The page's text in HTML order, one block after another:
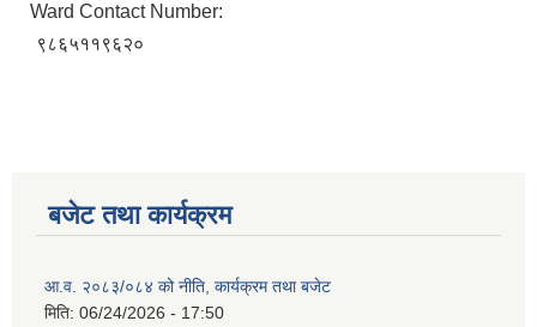
Ward Contact Number:
९८६५११९६२०
बजेट तथा कार्यक्रम
आ.व. २०८३/०८४ को नीति, कार्यक्रम तथा बजेट
मिति: 06/24/2026 - 17:50